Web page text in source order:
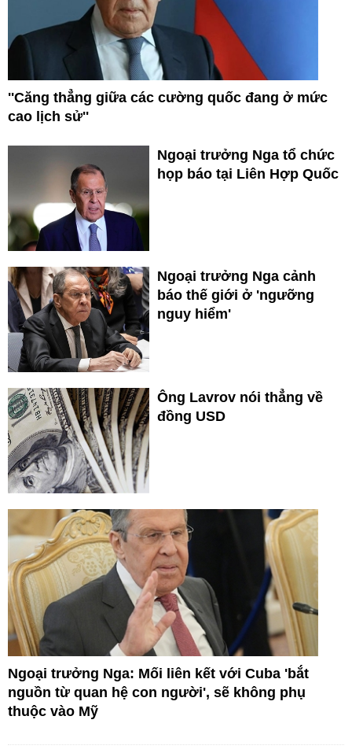
''Căng thẳng giữa các cường quốc đang ở mức
cao lịch sử''
Ngoại trưởng Nga tổ chức
họp báo tại Liên Hợp Quốc
Ngoại trưởng Nga cảnh
báo thế giới ở 'ngưỡng
nguy hiểm'
Ông Lavrov nói thẳng về
đồng USD
Ngoại trưởng Nga: Mối liên kết với Cuba 'bắt
nguồn từ quan hệ con người', sẽ không phụ
thuộc vào Mỹ